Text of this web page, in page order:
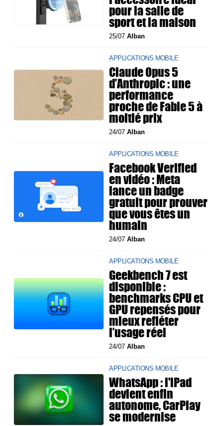
pour la salle de
sport et la maison
25/07Alban
APPLICATIONS MOBILE
Claude Opus 5
d’Anthropic : une
performance
proche de Fable 5 à
moitié prix
24/07Alban
APPLICATIONS MOBILE
Facebook Verified
en vidéo : Meta
lance un badge
gratuit pour prouver
que vous êtes un
humain
24/07Alban
APPLICATIONS MOBILE
Geekbench 7 est
disponible :
benchmarks CPU et
GPU repensés pour
mieux refléter
l’usage réel
24/07Alban
APPLICATIONS MOBILE
WhatsApp : l'iPad
devient enfin
autonome, CarPlay
se modernise